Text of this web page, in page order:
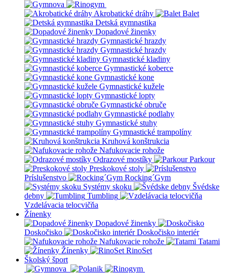
Akrobatické dráhy
Balet
Detská gymnastika
Dopadové žinenky
Gymnastické hrazdy
Gymnastické hrazdy
Gymnastické kladiny
Gymnastické koberce
Gymnastické kone
Gymnastické kužele
Gymnastické lopty
Gymnastické obruče
Gymnastické podlahy
Gymnastické stuhy
Gymnastické trampolíny
Kruhová konštrukcia
Nafukovacie rohože
Odrazové mostíky
Parkour
Preskokové stoly
Príslušenstvo
Rocking´Gym
Systémy skoku
Švédske
debny
Tumbling
Vzdelávacia telocvičňa
Žínenky
Dopadové žinenky
Doskočisko
Doskočisko interiér
Nafukovacie rohože
Tatami
Žínenky
RinoSet
Školský šport